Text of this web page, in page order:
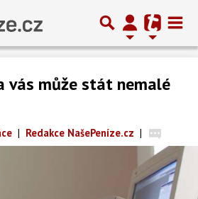
vás může stát nemalé
| Redakce NašePeníze.cz |